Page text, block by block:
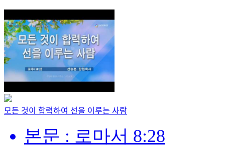
모든 것이 합력하여 선을 이루는 사람
본문 : 로마서 8:28